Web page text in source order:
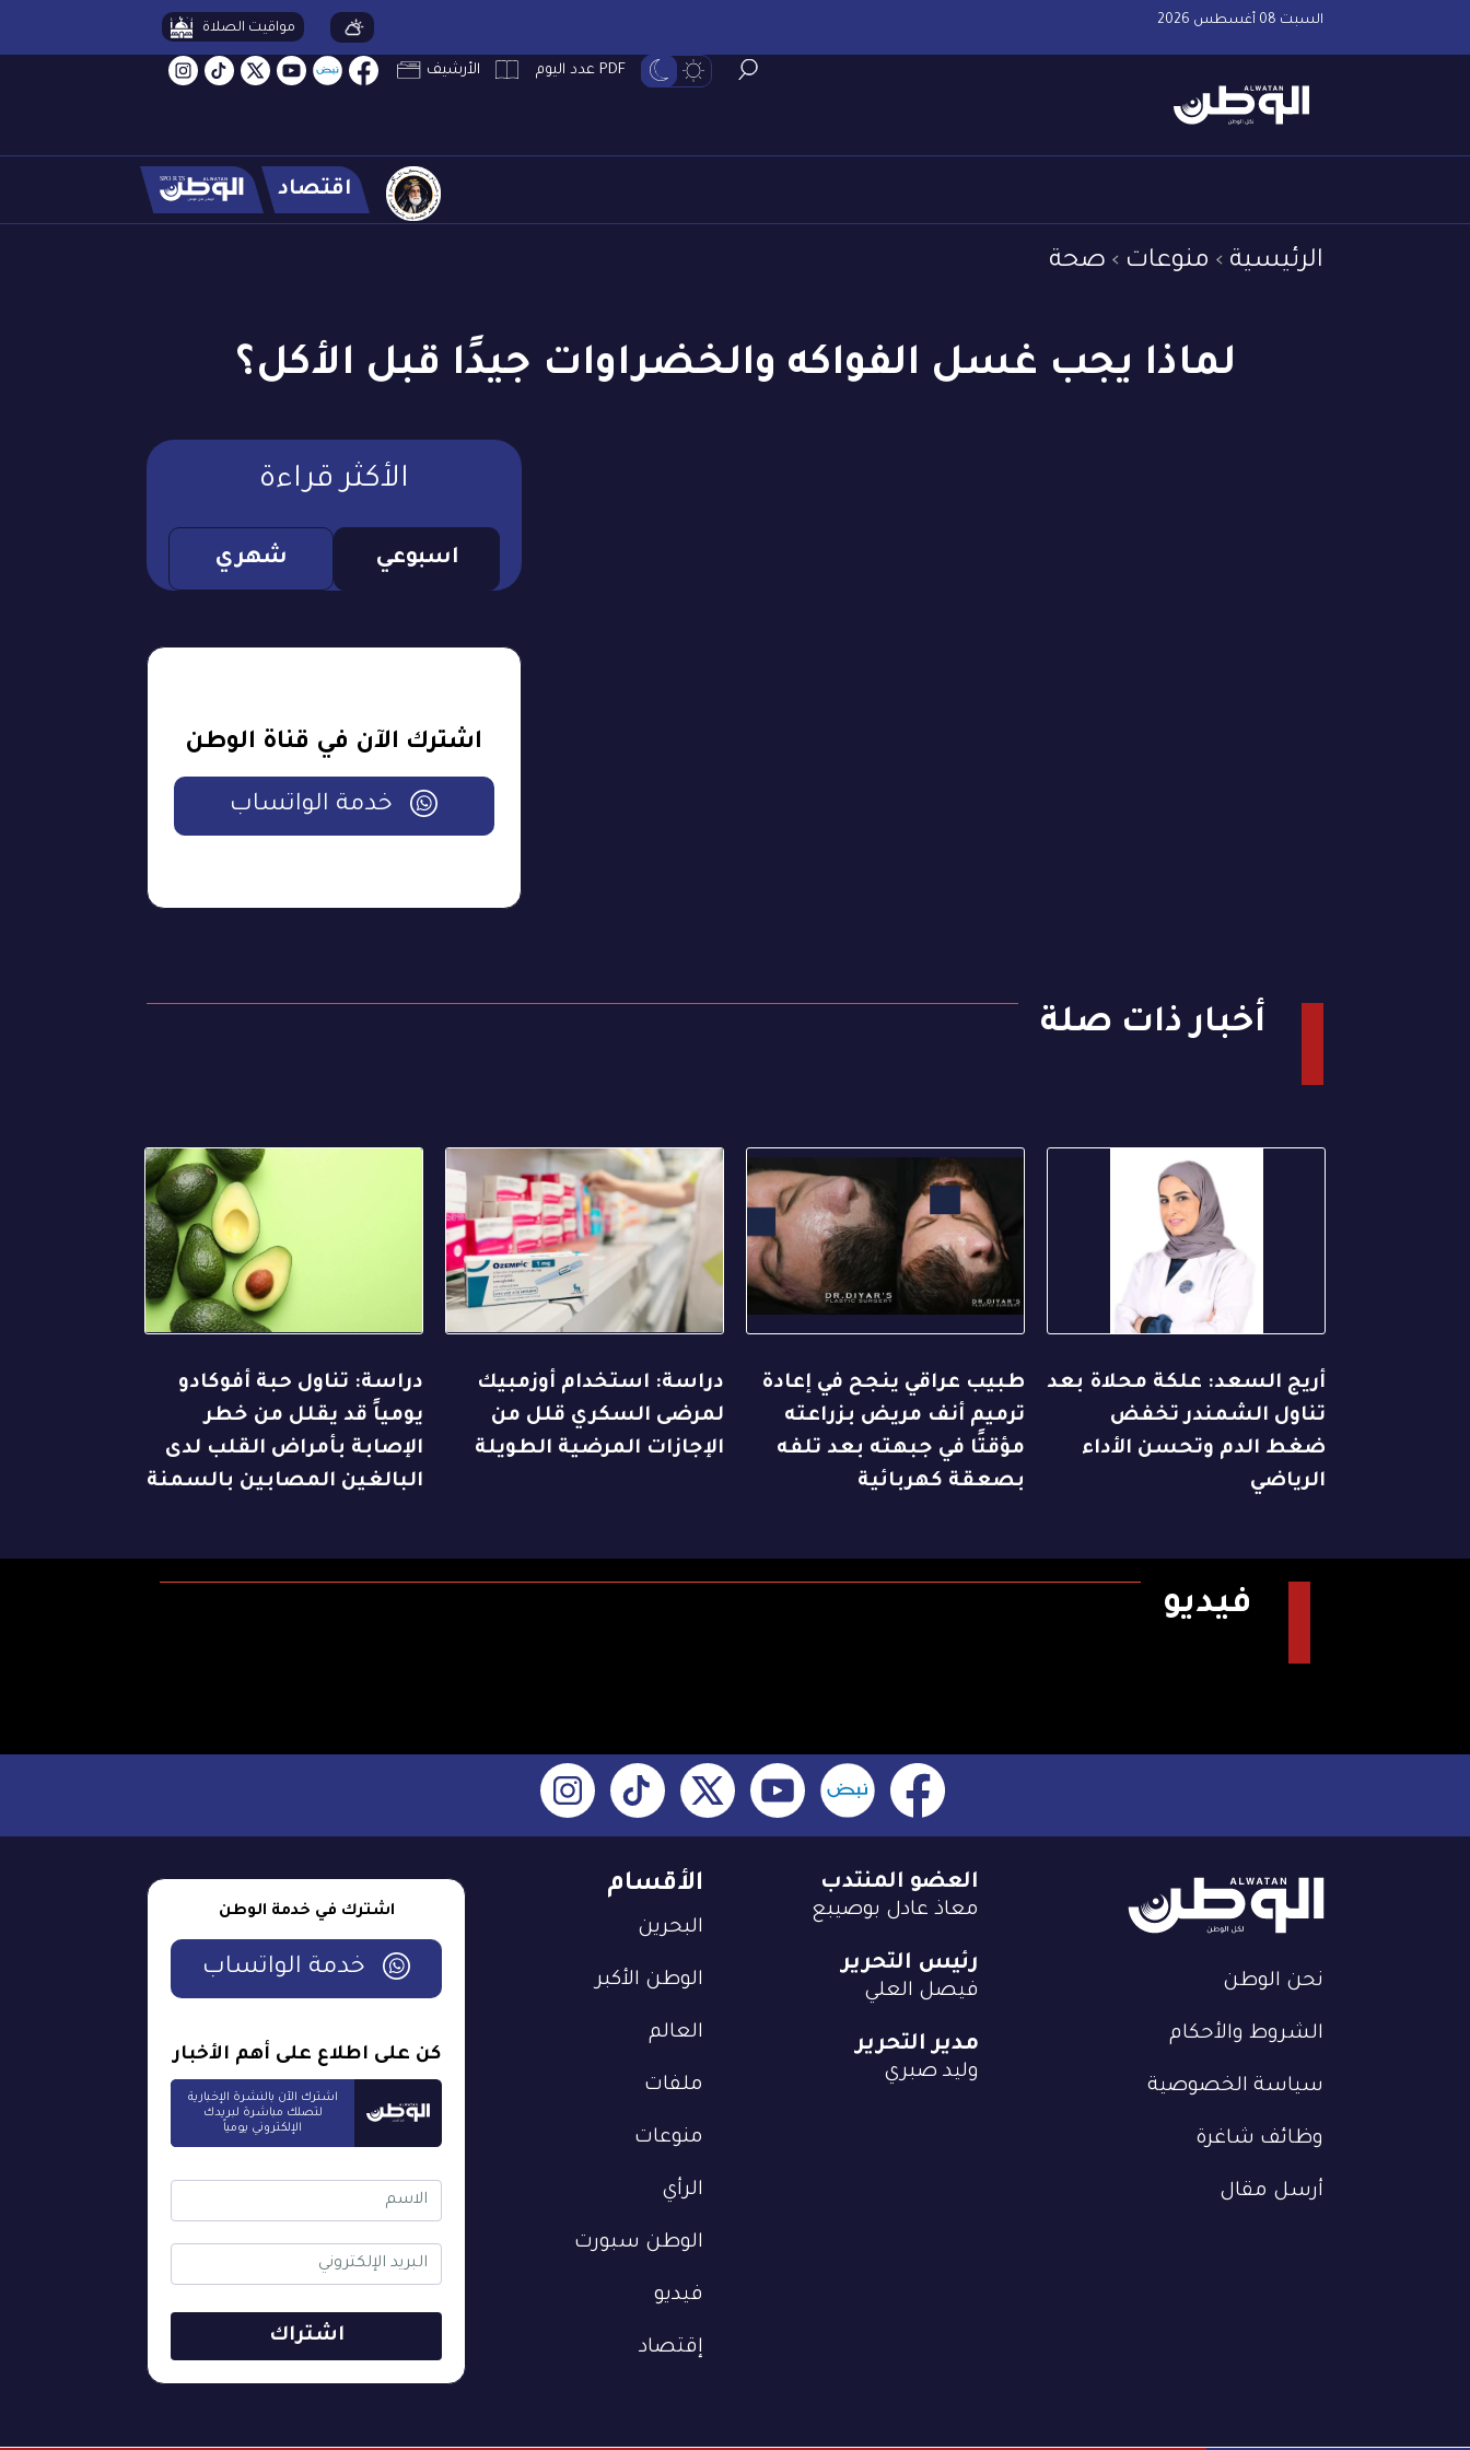
السبت 08 أغسطس 2026 مواقيت الصلاة
PDF عدد اليوم الأرشيف
اقتصاد
الرئيسية منوعات صحة
لماذا يجب غسل الفواكه والخضراوات جيدًا قبل الأكل؟
الأكثر قراءة
اسبوعي شهري
اشترك الآن في قناة الوطن
خدمة الواتساب
أخبار ذات صلة
أريج السعد: علكة محلاة بعد
تناول الشمندر تخفض
ضغط الدم وتحسن الأداء
الرياضي
طبيب عراقي ينجح في إعادة
ترميم أنف مريض بزراعته
مؤقتًا في جبهته بعد تلفه
بصعقة كهربائية
دراسة: استخدام أوزمبيك
لمرضى السكري قلل من
الإجازات المرضية الطويلة
دراسة: تناول حبة أفوكادو
يومياً قد يقلل من خطر
الإصابة بأمراض القلب لدى
البالغين المصابين بالسمنة
فيديو
نحن الوطن
الشروط والأحكام
سياسة الخصوصية
وظائف شاغرة
أرسل مقال
الأقسام
البحرين
الوطن الأكبر
العالم
ملفات
منوعات
الرأي
الوطن سبورت
فيديو
إقتصاد
العضو المنتدب
معاذ عادل بوصيبع
رئيس التحرير
فيصل العلي
مدير التحرير
وليد صبري
اشترك في خدمة الوطن
خدمة الواتساب
كن على اطلاع على أهم الأخبار
اشترك الآن بالنشرة الإخبارية
لتصلك مباشرة لبريدك
الإلكتروني يومياً
اشتراك